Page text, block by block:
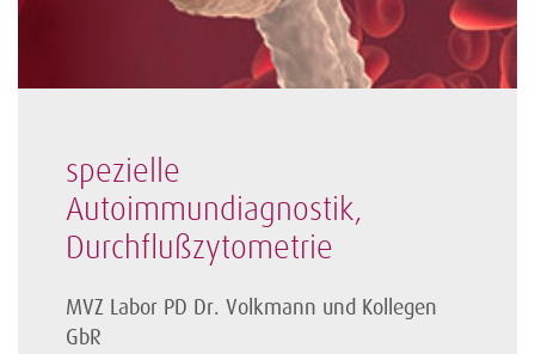
spezielle
Autoimmundiagnostik,
Durchflußzytometrie
MVZ Labor PD Dr. Volkmann und Kollegen
GbR